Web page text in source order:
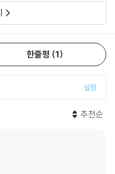
한줄평 1
설정
추천순